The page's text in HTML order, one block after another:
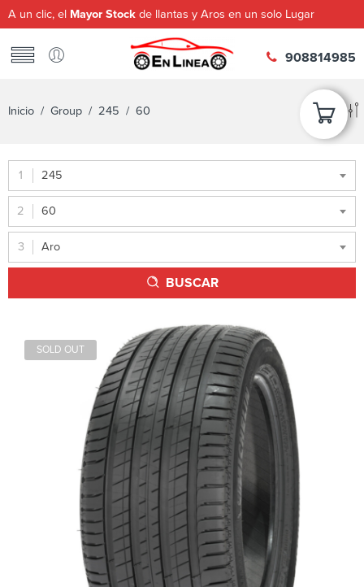
A un clic, el Mayor Stock de llantas y Aros en un solo Lugar
908814985
Inicio / Group / 245 / 60
245
60
Aro
BUSCAR
SOLD OUT